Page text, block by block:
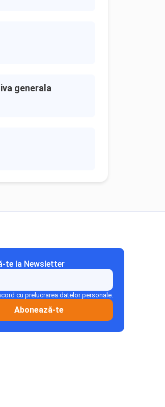
generala
te la Newsletter
cu prelucrarea datelor personale.
Abonează-te